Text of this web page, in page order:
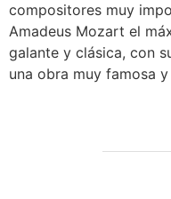
compositores muy
Amadeus Mozart el
galante y clásica, con
una obra muy famosa